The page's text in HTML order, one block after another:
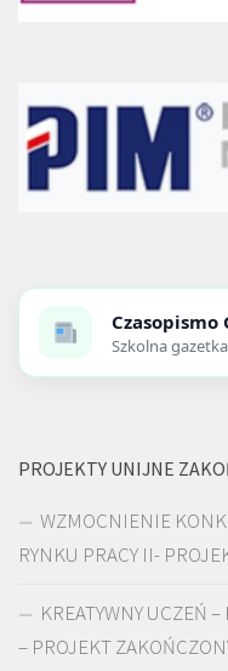
Czasopismo
Szkolna
PROJEKTY UNIJNE
WZMOCNIENIE
RYNKU PRACY II-
KREATYWNY UCZEŃ
– PROJEKT